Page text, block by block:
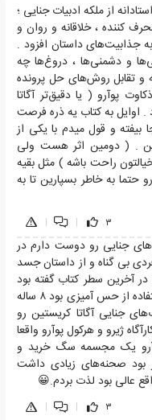
از ملکه ادبیات جنایی ؛
کننده ، خلاقانه و روان و
جذابیت‌های داستان افزود .
و دشمنی‌ها ، دروغ‌ها چه
و تقابل روش‌های حل پرونده
پوآرو ( یا دقیق‌تر آگاتا
به کتاب یه ذره فرصت
بیفته و قول میدم با یکی از
. ( دومین اثر هست ولی
راحت باشه ) مثل بقیه
به خاطر بسپارین تا به
3
|
|
جنایی رو دوست دارم در
بی گناه و از داستان جسد
آخرین سطر کتاب گفته بود
شاهزاده لعنتی و در ادامه او را بوسید و استفاده از حس آمیزی بود ۸ ساله
جنایی آگاتا کریستین رو
ژیرو و هرکول پوآرو واقعا
یک مجسمه سگ خرید و
بود صحنه‌های زیادی داشت
عالی بود لذت بردم.😀
3
|
|